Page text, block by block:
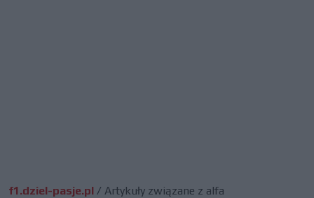
f1.dziel-pasje.pl / Artykuły związane z alfa